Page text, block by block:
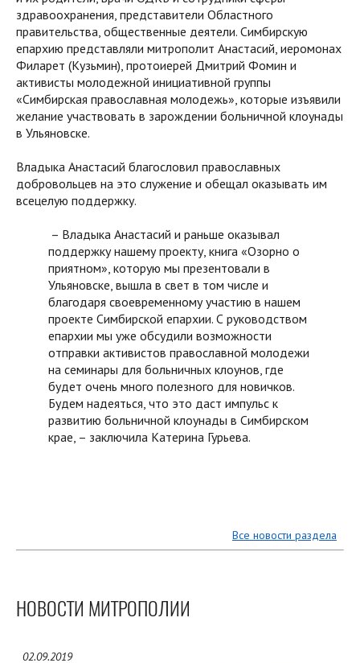
здравоохранения, представители Областного
правительства, общественные деятели. Симбирскую
епархию представляли митрополит Анастасий, иеромонах
Филарет (Кузьмин), протоиерей Дмитрий Фомин и
активисты молодежной инициативной группы
«Симбирская православная молодежь», которые изъявили
желание участвовать в зарождении больничной клоунады
в Ульяновске.
Владыка Анастасий благословил православных
добровольцев на это служение и обещал оказывать им
всецелую поддержку.
– Владыка Анастасий и раньше оказывал
поддержку нашему проекту, книга «Озорно о
приятном», которую мы презентовали в
Ульяновске, вышла в свет в том числе и
благодаря своевременному участию в нашем
проекте Симбирской епархии. С руководством
епархии мы уже обсудили возможности
отправки активистов православной молодежи
на семинары для больничных клоунов, где
будет очень много полезного для новичков.
Будем надеяться, что это даст импульс к
развитию больничной клоунады в Симбирском
крае, – заключила Катерина Гурьева.
Все новости раздела
НОВОСТИ МИТРОПОЛИИ
02.09.2019